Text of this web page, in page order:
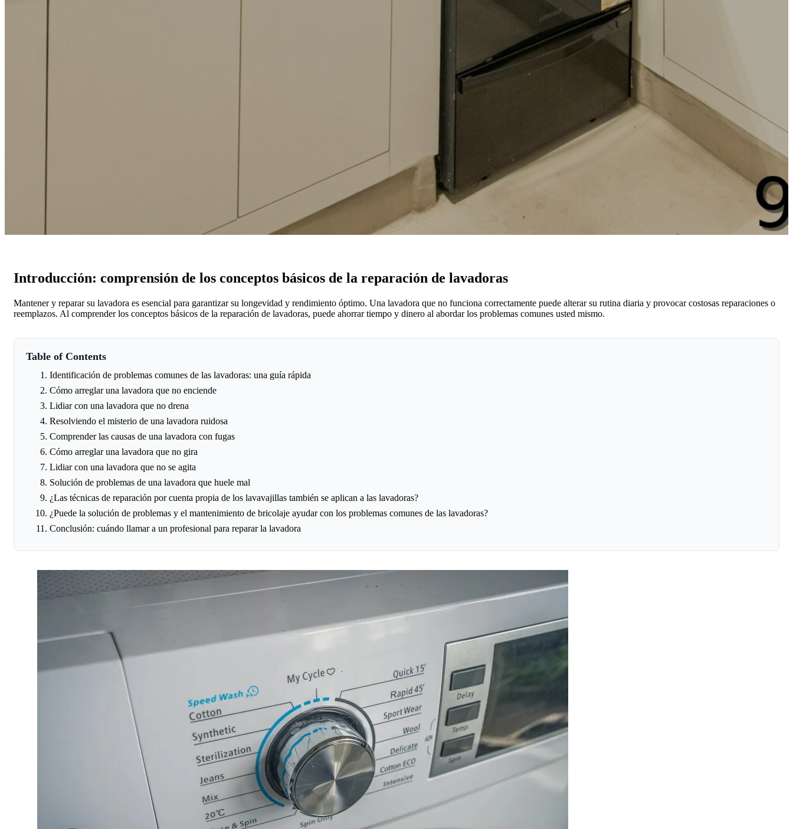
Introducción: comprensión de los conceptos básicos de la reparación de lavadoras
Mantener y reparar su lavadora es esencial para garantizar su longevidad y rendimiento óptimo. Una lavadora que no funciona correctamente puede alterar su rutina diaria y provocar costosas reparaciones o
reemplazos. Al comprender los conceptos básicos de la reparación de lavadoras, puede ahorrar tiempo y dinero al abordar los problemas comunes usted mismo.
Table of Contents
Identificación de problemas comunes de las lavadoras: una guía rápida
Cómo arreglar una lavadora que no enciende
Lidiar con una lavadora que no drena
Resolviendo el misterio de una lavadora ruidosa
Comprender las causas de una lavadora con fugas
Cómo arreglar una lavadora que no gira
Lidiar con una lavadora que no se agita
Solución de problemas de una lavadora que huele mal
¿Las técnicas de reparación por cuenta propia de los lavavajillas también se aplican a las lavadoras?
¿Puede la solución de problemas y el mantenimiento de bricolaje ayudar con los problemas comunes de las lavadoras?
Conclusión: cuándo llamar a un profesional para reparar la lavadora